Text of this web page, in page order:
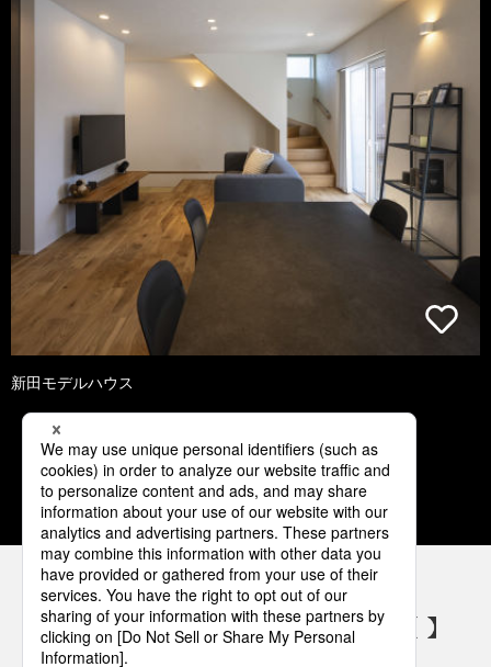
新田モデルハウス
1 2 3 4 5
パナソニックの電気設備 SNSアカウント